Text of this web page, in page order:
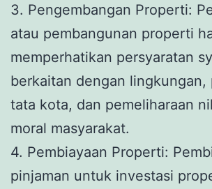
3. Pengembangan Properti:
atau pembangunan properti
memperhatikan persyaratan
berkaitan dengan lingkungan,
tata kota, dan pemeliharaan
moral masyarakat.
4. Pembiayaan Properti:
pinjaman untuk investasi